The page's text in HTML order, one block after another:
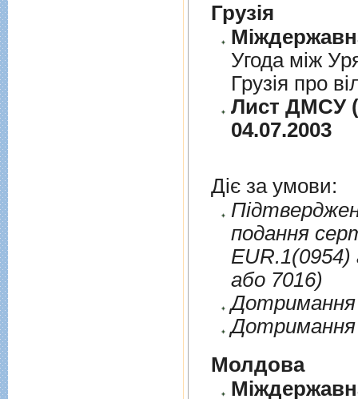
Грузія
Угода між
Грузія про
Лист ДМСУ
04.07.2003
Діє за умови:
подання
EUR.1(0954)
або 7016)
Дотримання
Дотримання
Молдова